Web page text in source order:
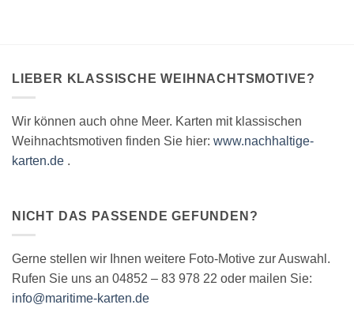
LIEBER KLASSISCHE WEIHNACHTSMOTIVE?
Wir können auch ohne Meer. Karten mit klassischen
Weihnachtsmotiven finden Sie hier: www.nachhaltige-
karten.de .
NICHT DAS PASSENDE GEFUNDEN?
Gerne stellen wir Ihnen weitere Foto-Motive zur Auswahl.
Rufen Sie uns an 04852 – 83 978 22 oder mailen Sie:
info@maritime-karten.de